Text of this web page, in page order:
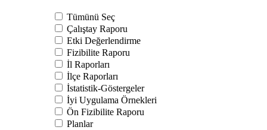
Tümünü Seç
Çalıştay Raporu
Etki Değerlendirme
Fizibilite Raporu
İl Raporları
İlçe Raporları
İstatistik-Göstergeler
İyi Uygulama Örnekleri
Ön Fizibilite Raporu
Planlar